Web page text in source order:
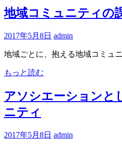
地域コミュニティの
2017年5月8日 admin
地域ごとに、抱える地域コミュ
もっと読む
アソシエーションと
ニティ
2017年5月8日 admin